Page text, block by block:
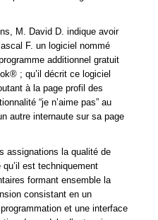
M. David D. indique avoir
F. un logiciel nommé
additionnel gratuit
; qu’il décrit ce logiciel
à la page profil des
“je n’aime pas” au
autre internaute sur sa page
assignations la qualité de
est techniquement
formant ensemble la
consistant en un
et une interface